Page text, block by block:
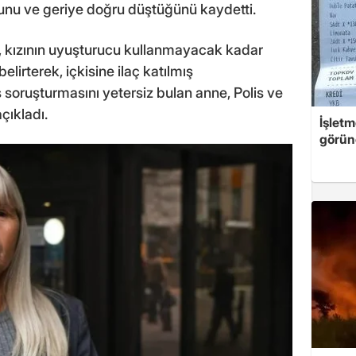
ve geriye doğru düştüğünü kaydetti.
uyuşturucu kullanmayacak kadar
içkisine ilaç katılmış
yetersiz bulan anne, Polis ve